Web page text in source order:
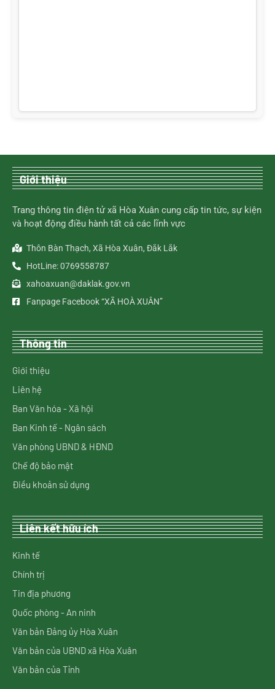
Giới thiệu
Trang thông tin điện tử xã Hòa Xuân cung cấp tin tức, sự kiện
và hoạt động điều hành tất cả các lĩnh vực
Thôn Bàn Thạch, Xã Hòa Xuân, Đắk Lắk
HotLine: 0769558787
xahoaxuan@daklak.gov.vn
Fanpage Facebook “XÃ HOÀ XUÂN”
Thông tin
Giới thiệu
Liên hệ
Ban Văn hóa - Xã hội
Ban Kinh tế - Ngân sách
Văn phòng UBND & HĐND
Chế độ bảo mật
Điều khoản sử dụng
Liên kết hữu ích
Kinh tế
Chính trị
Tin địa phương
Quốc phòng - An ninh
Văn bản Đảng ủy Hòa Xuân
Văn bản của UBND xã Hòa Xuân
Văn bản của Tỉnh